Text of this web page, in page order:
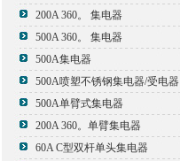
200A 360。 集电器
500A 360。 集电器
500A集电器
500A喷塑不锈钢集电器/受电器
500A单臂式集电器
200A 360。单臂集电器
60A C型双杆单头集电器